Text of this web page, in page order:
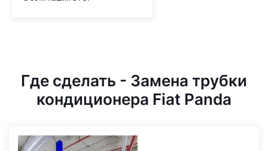
Где сделать - Замена трубки
кондиционера Fiat Panda